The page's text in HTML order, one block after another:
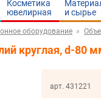
Косметика
ювелирная
и cырье
оборудование
круглая, d-80
арт. 431221